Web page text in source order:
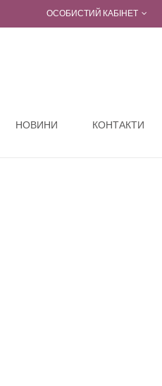
ОСОБИСТИЙ КАБІНЕТ
НОВИНИ КОНТАКТИ